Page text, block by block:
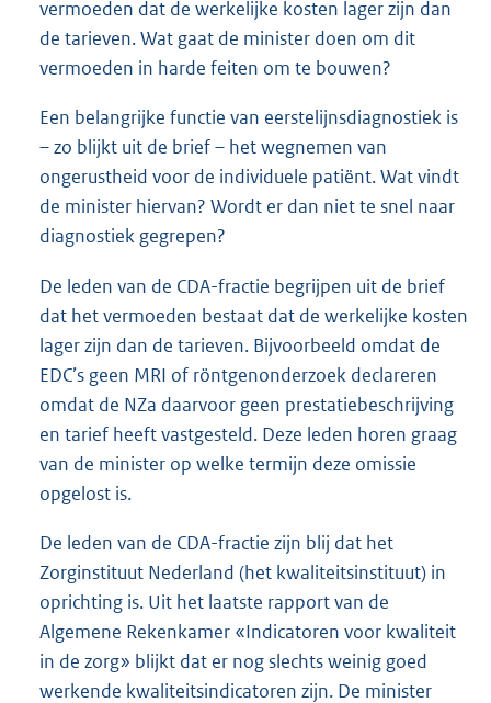
vermoeden dat de werkelijke kosten lager zijn dan
de tarieven. Wat gaat de minister doen om dit
vermoeden in harde feiten om te bouwen?
Een belangrijke functie van eerstelijnsdiagnostiek is
– zo blijkt uit de brief – het wegnemen van
ongerustheid voor de individuele patiënt. Wat vindt
de minister hiervan? Wordt er dan niet te snel naar
diagnostiek gegrepen?
De leden van de CDA-fractie begrijpen uit de brief
dat het vermoeden bestaat dat de werkelijke kosten
lager zijn dan de tarieven. Bijvoorbeeld omdat de
EDC’s geen MRI of röntgenonderzoek declareren
omdat de NZa daarvoor geen prestatiebeschrijving
en tarief heeft vastgesteld. Deze leden horen graag
van de minister op welke termijn deze omissie
opgelost is.
De leden van de CDA-fractie zijn blij dat het
Zorginstituut Nederland (het kwaliteitsinstituut) in
oprichting is. Uit het laatste rapport van de
Algemene Rekenkamer «Indicatoren voor kwaliteit
in de zorg» blijkt dat er nog slechts weinig goed
werkende kwaliteitsindicatoren zijn. De minister